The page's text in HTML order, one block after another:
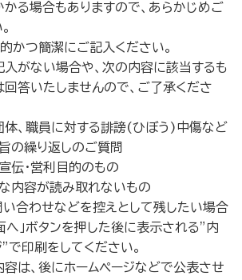
る場合もありますので、あらかじめご
かつ簡潔にご記入ください。
がない場合や、次の内容に該当するも
答いたしませんので、ご了承くださ
体、職員に対する誹謗(ひぼう)中傷など
の繰り返しのご質問
伝・営利目的のもの
内容が読み取れないもの
合わせなどを控えとして残したい場合
へ」ボタンを押した後に表示される”内
で印刷をしてください。
は、後にホームページなどで公表させ